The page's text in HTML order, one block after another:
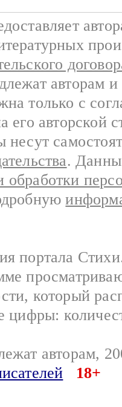
авторам
только с
его авторской
несут
.
обработки
портала
который
цифры:
авторам,
18+